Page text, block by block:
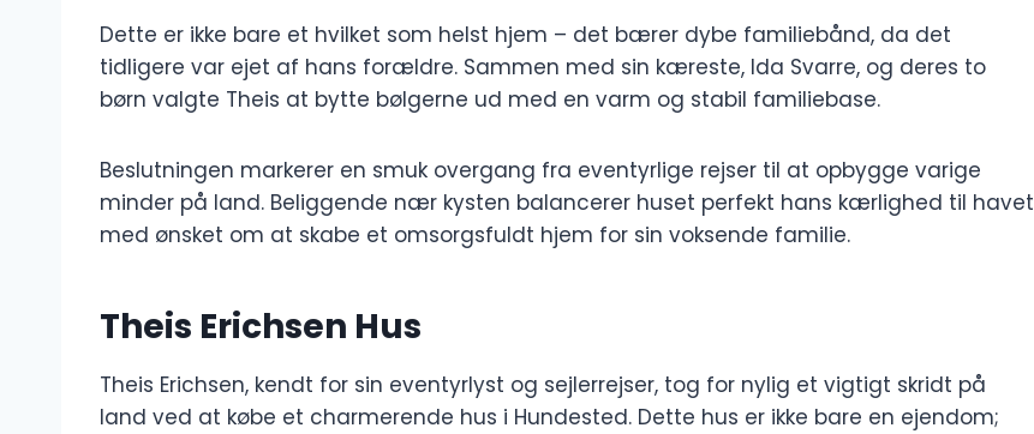
Dette er ikke bare et hvilket som helst hjem – det bærer dybe familiebånd, da det
tidligere var ejet af hans forældre. Sammen med sin kæreste, Ida Svarre, og deres to
børn valgte Theis at bytte bølgerne ud med en varm og stabil familiebase.
Beslutningen markerer en smuk overgang fra eventyrlige rejser til at opbygge varige
minder på land. Beliggende nær kysten balancerer huset perfekt hans kærlighed til havet
med ønsket om at skabe et omsorgsfuldt hjem for sin voksende familie.
Theis Erichsen Hus
Theis Erichsen, kendt for sin eventyrlyst og sejlerrejser, tog for nylig et vigtigt skridt på
land ved at købe et charmerende hus i Hundested. Dette hus er ikke bare en ejendom;